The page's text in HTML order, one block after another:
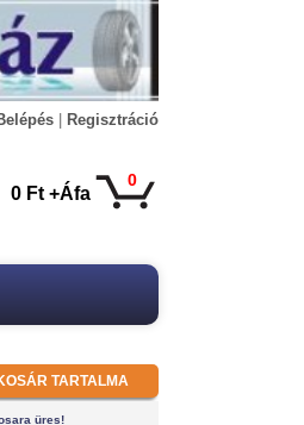
Regisztráció
0
0 Ft +Áfa
TARTALMA
üres!